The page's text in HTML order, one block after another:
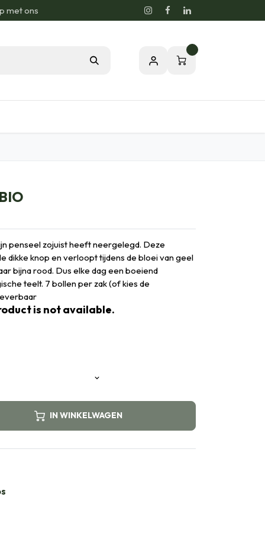
met ons
penseel zojuist heeft neergelegd. Deze
dikke knop en verloopt tijdens de bloei van geel
bijna rood. Dus elke dag een boeiend
teelt. 7 bollen per zak (of kies de
is not available.
IN WINKELWAGEN